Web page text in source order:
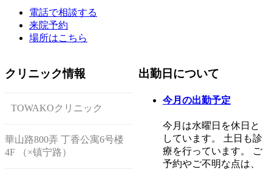
電話で相談する
来院予約
場所はこちら
クリニック情報
TOWAKOクリニック
華山路800弄 丁香公寓6号楼
4F （×镇宁路）
出勤日について
今月の出勤予定
今月は水曜日を休日と
しています。 土日も診
療を行っています。 ご
予約やご不明な点は、